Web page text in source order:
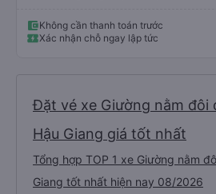
Không cần thanh toán trước
Xác nhận chỗ ngay lập tức
Đặt vé xe Giường nằm đôi
Hậu Giang giá tốt nhất
Tổng hợp TOP 1 xe Giường nằm
Giang tốt nhất hiện nay 08/2026